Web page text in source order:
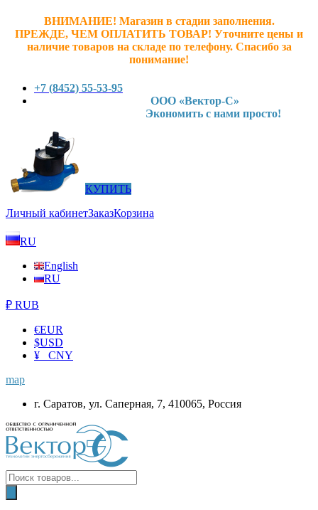
ВНИМАНИЕ! Магазин в стадии заполнения.
ПРЕЖДЕ, ЧЕМ ОПЛАТИТЬ ТОВАР! Уточните цены и
наличие товаров на складе по телефону. Спасибо за
понимание!
+7 (8452) 55-53-95
ООО «Вектор-С»
Экономить с нами просто!
КУПИТЬ
Личный кабинетЗаказКорзина
RU
English
RU
₽ RUB
€EUR
$USD
¥ CNY
map
г. Саратов, ул. Саперная, 7, 410065, Россия